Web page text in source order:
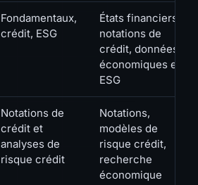
Fondamentaux,
crédit, ESG
États financiers,
notations de
crédit, données
économiques et
ESG
Notations de
crédit et
analyses de
risque crédit
Notations,
modèles de
risque crédit,
recherche
économique